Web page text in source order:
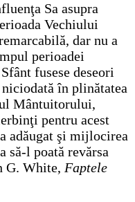
Sa asupra
Vechiului
dar nu a
perioadei
fusese deseori
în plinătatea
Mântuitorului,
pentru acest
adăugat şi mijlocirea
să-l poată revărsa
G. White, Faptele